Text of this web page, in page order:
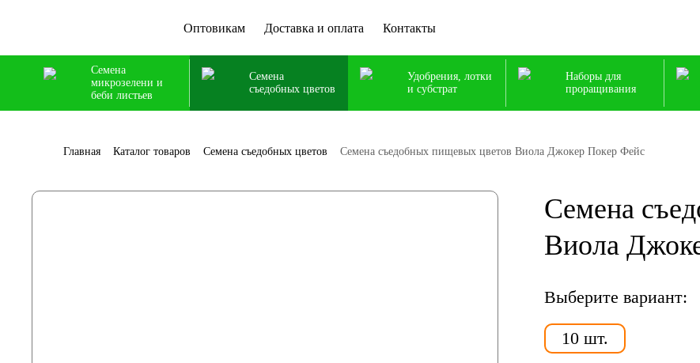
Оптовикам Доставка и оплата Контакты
Семена
микрозелени и
беби листьев
Семена
съедобных цветов
Удобрения, лотки
и субстрат
Наборы для
проращивания
Главная Каталог товаров Семена съедобных цветов Семена съедобных пищевых цветов Виола Джокер Покер Фейс
Семена
Виола
Выберите вариант:
10 шт.